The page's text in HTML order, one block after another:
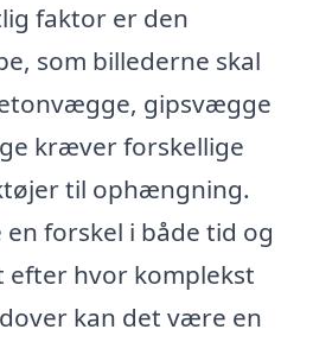
faktor er den
som billederne skal
gipsvægge
kræver forskellige
til ophængning.
forskel i både tid og
efter hvor komplekst
kan det være en